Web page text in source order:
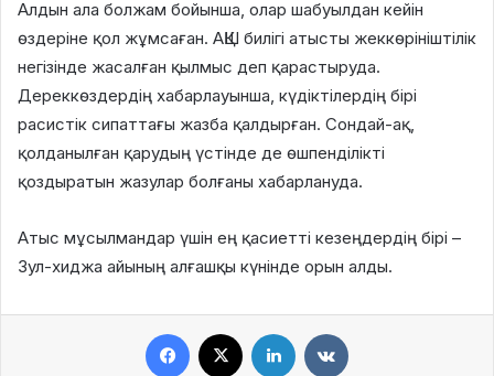
Алдын ала болжам бойынша, олар шабуылдан кейін
өздеріне қол жұмсаған. АҚШ билігі атысты жеккөрініштілік
негізінде жасалған қылмыс деп қарастыруда.
Дереккөздердің хабарлауынша, күдіктілердің бірі
расистік сипаттағы жазба қалдырған. Сондай-ақ,
қолданылған қарудың үстінде де өшпенділікті
қоздыратын жазулар болғаны хабарлануда.
Атыс мұсылмандар үшін ең қасиетті кезеңдердің бірі –
Зул-хиджа айының алғашқы күнінде орын алды.